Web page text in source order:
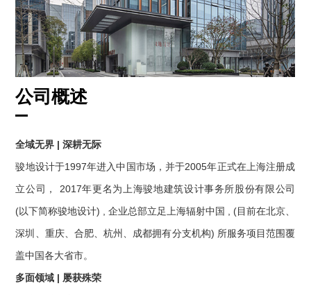
公司概述
全域⽆界 | 深耕⽆际
骏地设计于1997年进⼊中国市场，并于2005年正式在上海注册成
⽴公司， 2017年更名为上海骏地建筑设计事务所股份有限公司
(以下简称骏地设计) , 企业总部⽴⾜上海辐射中国 , (⽬前在北京、
深圳、重庆、合肥、杭州、成都拥有分⽀机构) 所服务项⽬范围覆
盖中国各⼤省市。
多⾯领域 | 屡获殊荣